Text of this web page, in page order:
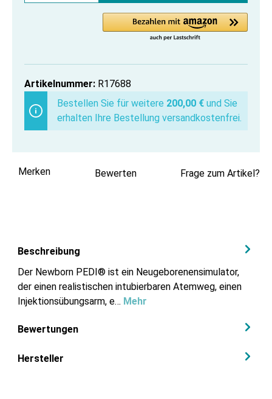
Artikelnummer: R17688
Bestellen Sie für weitere 200,00 € und Sie
erhalten Ihre Bestellung versandkostenfrei.
Merken Bewerten Frage zum Artikel?
Beschreibung
Der Newborn PEDI® ist ein Neugeborenensimulator,
der einen realistischen intubierbaren Atemweg, einen
Injektionsübungsarm, e… Mehr
Bewertungen
Hersteller